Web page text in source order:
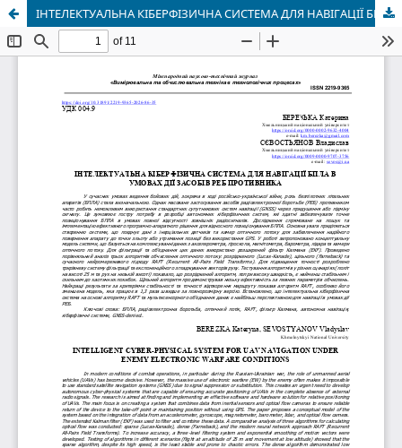
ІНТЕЛЕКТУАЛЬНА КІБЕРФІЗИЧНА СИСТЕМА ДЛЯ НАВІГАЦІЇ БПЛА В УМОВАХ ДІЇ ЗАСОБІВ РЕБ ПРОТИВНИКА